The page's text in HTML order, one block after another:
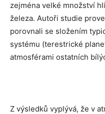
zejména velké množství
železa. Autoři studie
porovnali se složením
systému (terestrické
atmosférami ostatních
Z výsledků vyplývá, že v